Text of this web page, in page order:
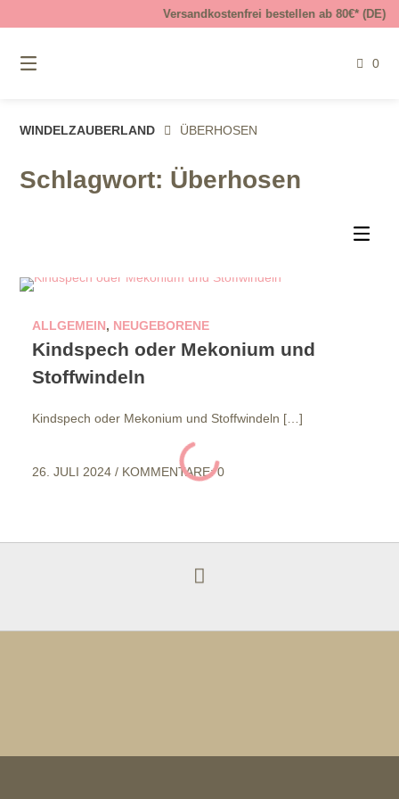
zum
Versandkostenfrei bestellen ab 80€* (DE)
0
WINDELZAUBERLAND ÜBERHOSEN
Schlagwort: Überhosen
ALLGEMEIN, NEUGEBORENE
Kindspech oder Mekonium und
Stoffwindeln
Kindspech oder Mekonium und Stoffwindeln […]
26. JULI 2024 / KOMMENTARE: 0